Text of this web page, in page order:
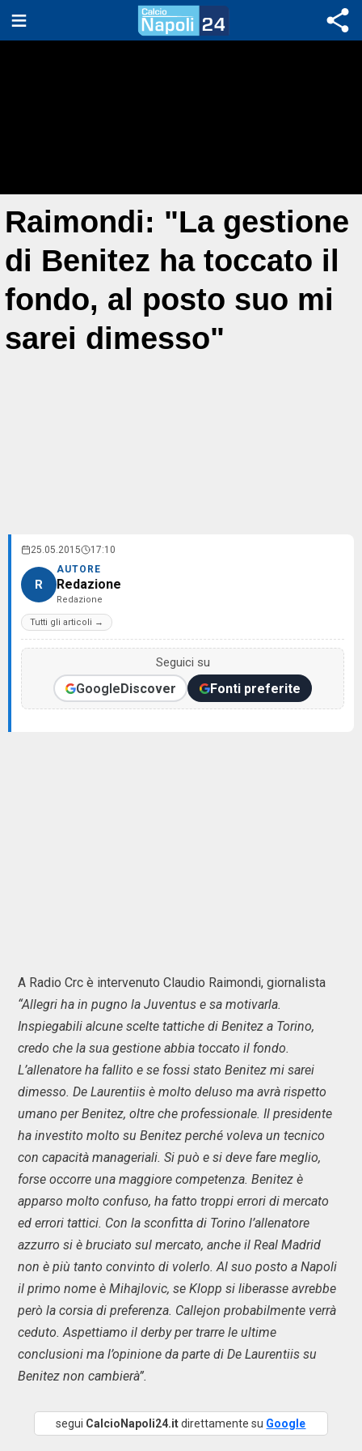
Raimondi: "La gestione
di Benitez ha toccato il
fondo, al posto suo mi
sarei dimesso"
25.05.2015 17:10
R
AUTORE
Redazione
Redazione
Tutti gli articoli →
Seguici su
GoogleDiscover Fonti preferite
A Radio Crc è intervenuto Claudio Raimondi, giornalista
“Allegri ha in pugno la Juventus e sa motivarla.
Inspiegabili alcune scelte tattiche di Benitez a Torino,
credo che la sua gestione abbia toccato il fondo.
L’allenatore ha fallito e se fossi stato Benitez mi sarei
dimesso. De Laurentiis è molto deluso ma avrà rispetto
umano per Benitez, oltre che professionale. Il presidente
ha investito molto su Benitez perché voleva un tecnico
con capacità manageriali. Si può e si deve fare meglio,
forse occorre una maggiore competenza. Benitez è
apparso molto confuso, ha fatto troppi errori di mercato
ed errori tattici. Con la sconfitta di Torino l’allenatore
azzurro si è bruciato sul mercato, anche il Real Madrid
non è più tanto convinto di volerlo. Al suo posto a Napoli
il primo nome è Mihajlovic, se Klopp si liberasse avrebbe
però la corsia di preferenza. Callejon probabilmente verrà
ceduto. Aspettiamo il derby per trarre le ultime
conclusioni ma l’opinione da parte di De Laurentiis su
Benitez non cambierà”.
segui CalcioNapoli24.itdirettamente su Google